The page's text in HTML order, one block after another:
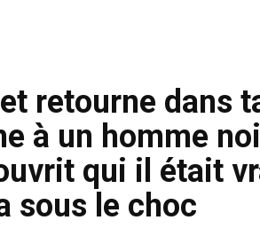
retourne dans
à un homme
qui il était
sous le choc